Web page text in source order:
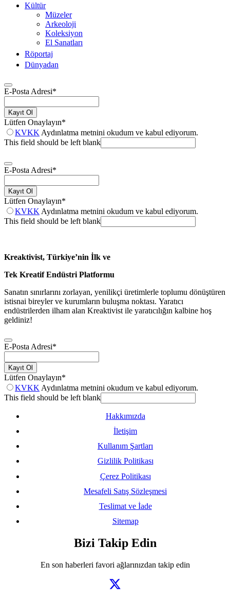
Kültür
Müzeler
Arkeoloji
Koleksiyon
El Sanatları
Röportaj
Dünyadan
E-Posta Adresi*
Kayıt Ol
Lütfen Onaylayın*
KVKK Aydınlatma metnini okudum ve kabul ediyorum.
This field should be left blank
E-Posta Adresi*
Kayıt Ol
Lütfen Onaylayın*
KVKK Aydınlatma metnini okudum ve kabul ediyorum.
This field should be left blank
Kreaktivist, Türkiye’nin İlk ve
Tek Kreatif Endüstri Platformu
Sanatın sınırlarını zorlayan, yenilikçi üretimlerle toplumu dönüştüren
istisnai bireyler ve kurumların buluşma noktası. Yaratıcı
endüstrilerden ilham alan Kreaktivist ile yaratıcılığın kalbine hoş
geldiniz!
E-Posta Adresi*
Kayıt Ol
Lütfen Onaylayın*
KVKK Aydınlatma metnini okudum ve kabul ediyorum.
This field should be left blank
Hakkımızda
İletişim
Kullanım Şartları
Gizlilik Politikası
Çerez Politikası
Mesafeli Satış Sözleşmesi
Teslimat ve İade
Sitemap
Bizi Takip Edin
En son haberleri favori ağlarınızdan takip edin